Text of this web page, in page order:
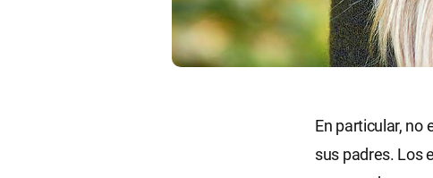
En particular, no
sus padres. Los